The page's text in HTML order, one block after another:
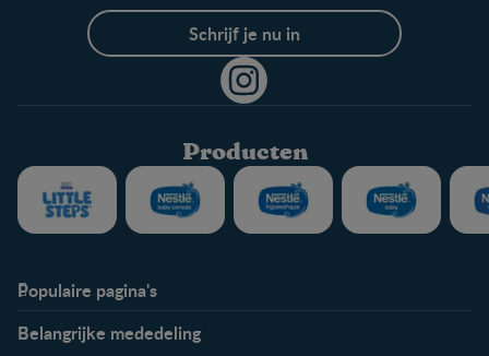
Schrijf je nu in
Producten
Populaire pagina's
Veelgestelde vragen
Belangrijke mededeling